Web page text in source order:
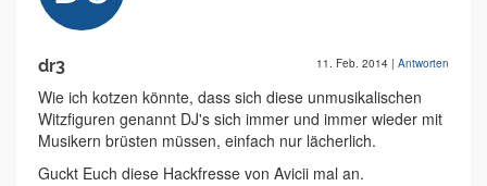
dr3 11. Feb. 2014 | Antworten
Wie ich kotzen könnte, dass sich diese unmusikalischen
Witzfiguren genannt DJ's sich immer und immer wieder mit
Musikern brüsten müssen, einfach nur lächerlich.
Guckt Euch diese Hackfresse von Avicii mal an.